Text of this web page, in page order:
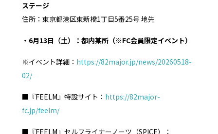
ステージ
住所：東京都港区東新橋1丁目5番25号 地先
・6月13日（土）：都内某所（※FC会員限定イベント）
※イベント詳細： https://82major.jp/news/20260518-
02/
■『FEELM』特設サイト： https://82major-
fc.jp/feelm/
■『FEELM』セルフライナーノーツ（SPICE）：